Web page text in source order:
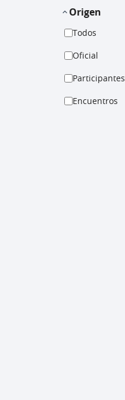
Origen
Todos
Oficial
Participantes
Encuentros